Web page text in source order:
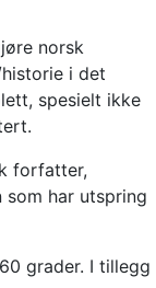
norsk
i det
spesielt ikke
forfatter,
som har utspring
grader. I tillegg